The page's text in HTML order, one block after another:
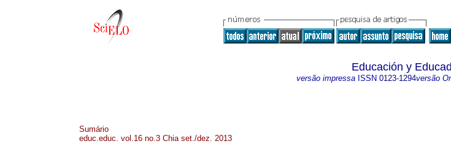
Educación y
versão impressa ISSN 0123-1294versão
Sumário
educ.educ. vol.16 no.3 Chia set./dez. 2013